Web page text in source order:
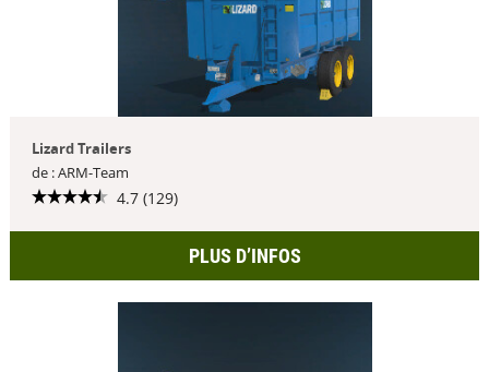
Lizard Trailers
de : ARM-Team
4.7 (129)
PLUS D’INFOS